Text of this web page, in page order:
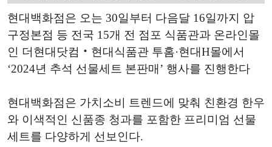
현대백화점은 오는 30일부터 다음달 16일까지 압
구정본점 등 전국 15개 전 점포 식품관과 온라인몰
인 더현대닷컴‧현대식품관 투홈·현대H몰에서
‘2024년 추석 선물세트 본판매’ 행사를 진행한다
현대백화점은 가치소비 트렌드에 맞춰 친환경 한우
와 이색적인 신품종 청과를 포함한 프리미엄 선물
세트를 다양하게 선보인다.